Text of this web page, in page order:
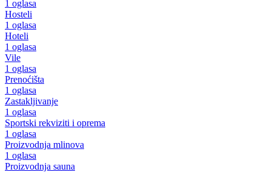
1 oglasa
Hosteli
1 oglasa
Hoteli
1 oglasa
Vile
1 oglasa
Prenoćišta
1 oglasa
Zastakljivanje
1 oglasa
Sportski rekviziti i oprema
1 oglasa
Proizvodnja mlinova
1 oglasa
Proizvodnja sauna